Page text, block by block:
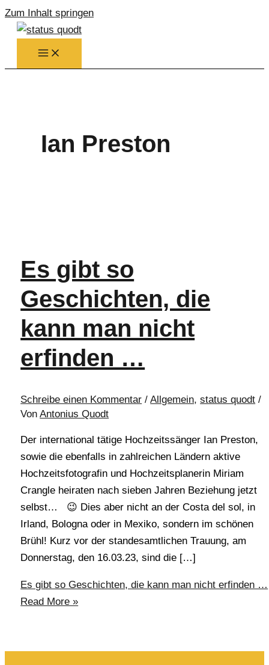
Zum Inhalt springen
Ian Preston
Es gibt so
Geschichten, die
kann man nicht
erfinden …
Schreibe einen Kommentar /Allgemein,status quodt /
VonAntonius Quodt
Der international tätige Hochzeitssänger Ian Preston,
sowie die ebenfalls in zahlreichen Ländern aktive
Hochzeitsfotografin und Hochzeitsplanerin Miriam
Crangle heiraten nach sieben Jahren Beziehung jetzt
selbst… 😉 Dies aber nicht an der Costa del sol, in
Irland, Bologna oder in Mexiko, sondern im schönen
Brühl! Kurz vor der standesamtlichen Trauung, am
Donnerstag, den 16.03.23, sind die […]
Es gibt so Geschichten, die kann man nicht erfinden …
Read More »